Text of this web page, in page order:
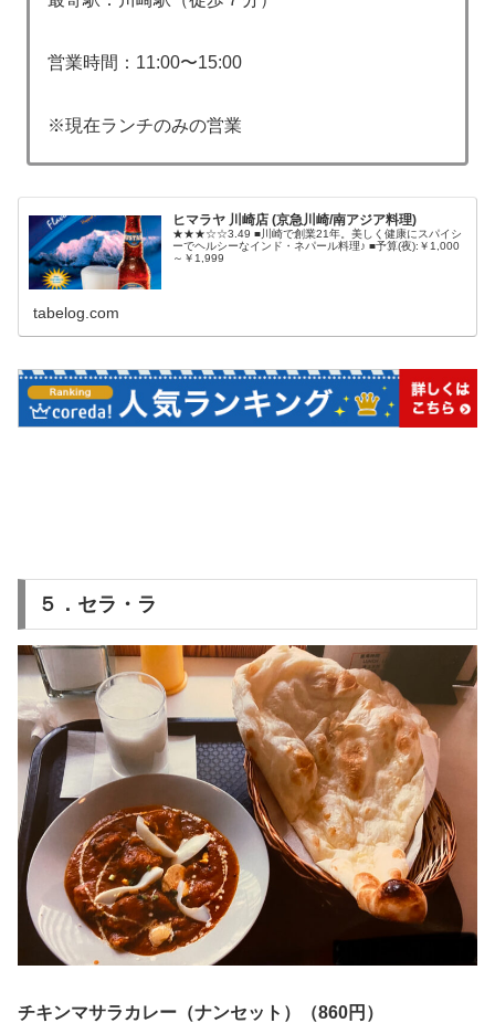
営業時間：11:00〜15:00
※現在ランチのみの営業
ヒマラヤ 川崎店 (京急川崎/南アジア料理)
★★★☆☆3.49 ■川崎で創業21年。美しく健康にスパイシ
ーでヘルシーなインド・ネパール料理♪ ■予算(夜):￥1,000
～￥1,999
tabelog.com
５．セラ・ラ
チキンマサラカレー（ナンセット）（860円）